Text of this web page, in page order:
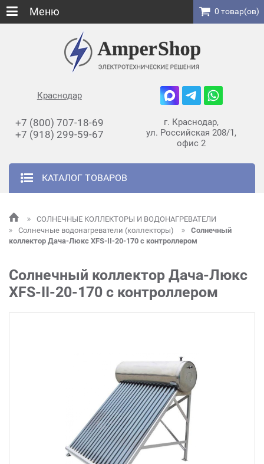
Краснодар
+7 (800) 707-18-69
+7 (918) 299-59-67
г. Краснодар,
ул. Российская 208/1,
офис 2
КАТАЛОГ ТОВАРОВ
Меню 0 товар(ов)
СОЛНЕЧНЫЕ КОЛЛЕКТОРЫ И ВОДОНАГРЕВАТЕЛИ
Солнечные водонагреватели (коллекторы)
Солнечный
коллектор Дача-Люкс XFS-II-20-170 с контроллером
Солнечный коллектор Дача-Люкс
XFS-II-20-170 с контроллером